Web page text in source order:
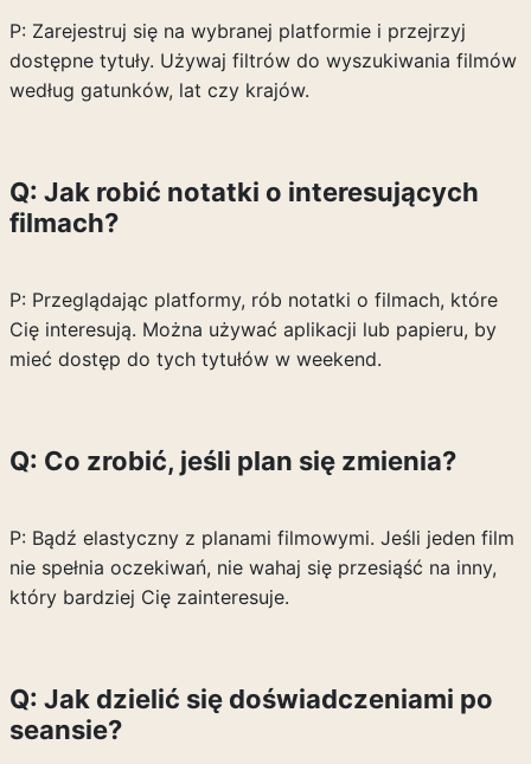
P: Zarejestruj się na wybranej platformie i przejrzyj
dostępne tytuły. Używaj filtrów do wyszukiwania filmów
według gatunków, lat czy krajów.
Q: Jak robić notatki o interesujących
filmach?
P: Przeglądając platformy, rób notatki o filmach, które
Cię interesują. Można używać aplikacji lub papieru, by
mieć dostęp do tych tytułów w weekend.
Q: Co zrobić, jeśli plan się zmienia?
P: Bądź elastyczny z planami filmowymi. Jeśli jeden film
nie spełnia oczekiwań, nie wahaj się przesiąść na inny,
który bardziej Cię zainteresuje.
Q: Jak dzielić się doświadczeniami po
seansie?